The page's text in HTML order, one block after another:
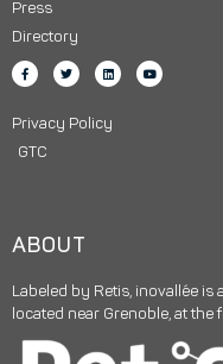
Press
Directory
Privacy Policy
GTC
ABOUT
Labeled by Retis, inovallée
located near Grenoble, at